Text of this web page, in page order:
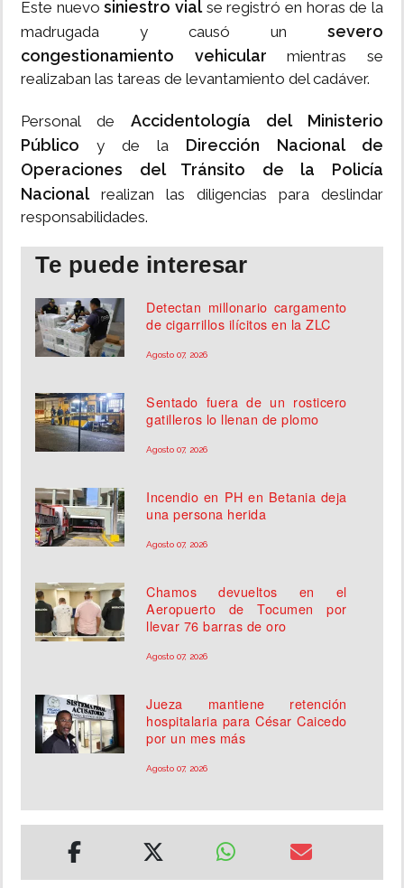
Este nuevosiniestro vialse registró en horas de la
madrugada y causó un severo
congestionamiento vehicular mientras se
realizaban las tareas de levantamiento del cadáver.
Personal de Accidentología del Ministerio
Público y de la Dirección Nacional de
Operaciones del Tránsito de la Policía
Nacionalrealizan las diligencias para deslindar
responsabilidades.
Te puede interesar
Detectan millonario cargamento
de cigarrillos ilícitos en la ZLC
Agosto 07, 2026
Sentado fuera de un rosticero
gatilleros lo llenan de plomo
Agosto 07, 2026
Incendio en PH en Betania deja
una persona herida
Agosto 07, 2026
Chamos devueltos en el
Aeropuerto de Tocumen por
llevar 76 barras de oro
Agosto 07, 2026
Jueza mantiene retención
hospitalaria para César Caicedo
por un mes más
Agosto 07, 2026